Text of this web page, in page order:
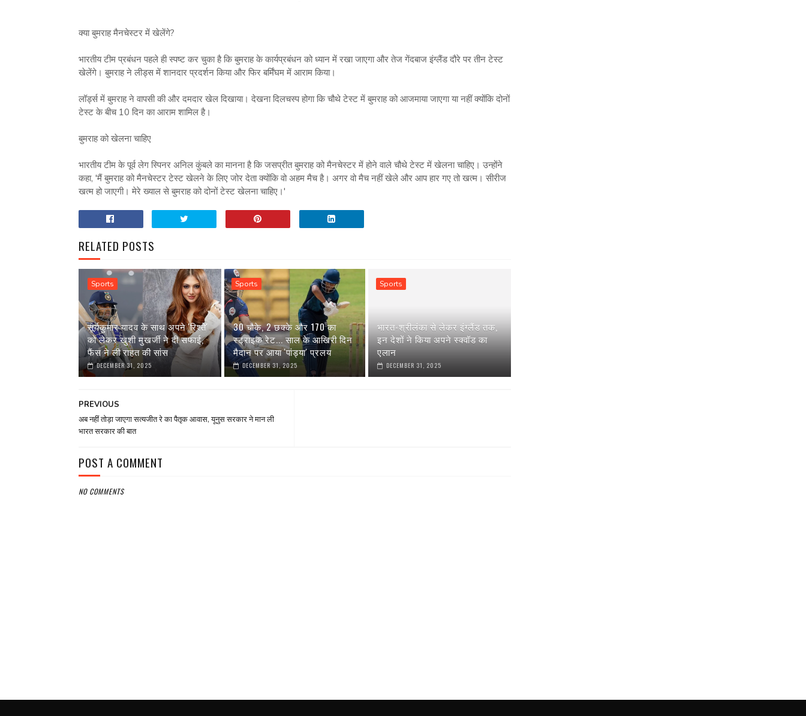
क्‍या बुमराह मैनचेस्‍टर में खेलेंगे?
भारतीय टीम प्रबंधन पहले ही स्‍पष्‍ट कर चुका है कि बुमराह के कार्यप्रबंधन को ध्‍यान में रखा जाएगा और तेज गेंदबाज इंग्‍लैंड दौरे पर तीन टेस्‍ट
खेलेंगे। बुमराह ने लीड्स में शानदार प्रदर्शन किया और फिर बर्मिंघम में आराम किया।
लॉर्ड्स में बुमराह ने वापसी की और दमदार खेल दिखाया। देखना दिलचस्‍प होगा कि चौथे टेस्‍ट में बुमराह को आजमाया जाएगा या नहीं क्‍योंकि दोनों
टेस्‍ट के बीच 10 दिन का आराम शामिल है।
बुमराह को खेलना चाहिए
भारतीय टीम के पूर्व लेग स्पिनर अनिल कुंबले का मानना है कि जसप्रीत बुमराह को मैनचेस्‍टर में होने वाले चौथे टेस्‍ट में खेलना चाहिए। उन्‍होंने
कहा, 'मैं बुमराह को मैनचेस्‍टर टेस्‍ट खेलने के लिए जोर देता क्‍योंकि वो अहम मैच है। अगर वो मैच नहीं खेले और आप हार गए तो खत्‍म। सीरीज
खत्‍म हो जाएगी। मेरे ख्‍याल से बुमराह को दोनों टेस्‍ट खेलना चाहिए।'
RELATED POSTS
Sports
सूर्यकुमार यादव के साथ अपने 'रिश्ते'
को लेकर खुशी मुखर्जी ने दी सफाई,
फैंस ने ली राहत की सांस
DECEMBER 31, 2025
Sports
30 चौके, 2 छक्के और 170 का
स्ट्राइक रेट... साल के आखिरी दिन
मैदान पर आया 'पांड्या' प्रलय
DECEMBER 31, 2025
Sports
भारत-श्रीलंका से लेकर इंग्‍लैंड तक,
इन देशों ने किया अपने स्‍क्वॉड का
एलान
DECEMBER 31, 2025
PREVIOUS
अब नहीं तोड़ा जाएगा सत्यजीत रे का पैतृक आवास, यूनुस सरकार ने मान ली
भारत सरकार की बात
POST A COMMENT
NO COMMENTS